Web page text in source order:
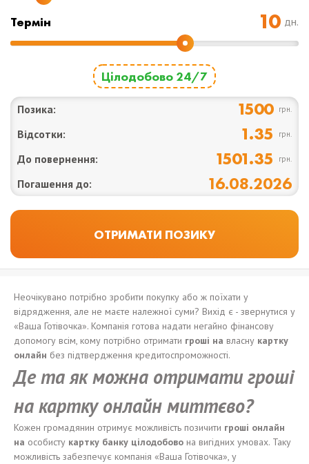
Термін дн.
Цілодобово 24/7
Позика: 1500 грн.
Відсотки: 1.35 грн.
До повернення: 1501.35 грн.
Погашення до: 16.08.2026
Неочікувано потрібно зробити покупку або ж поїхати у
відрядження, але не маєте належної суми? Вихід є - звернутися у
«Ваша Готівочка». Компанія готова надати негайно фінансову
допомогу всім, кому потрібно отримати гроші на власну картку
онлайн без підтвердження кредитоспроможності.
Детаяк можна отриматигроші
на картку онлайн миттєво?
Кожен громадянин отримує можливість позичити гроші онлайн
на особисту картку банку цілодобово на вигідних умовах. Таку
можливість забезпечує компанія «Ваша Готівочка», у